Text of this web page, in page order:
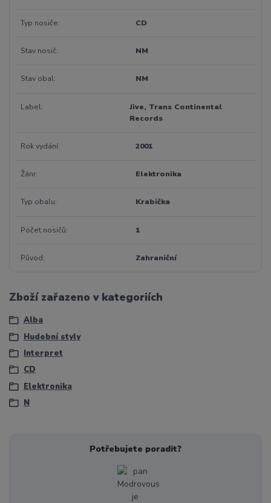
Typ nosiče CD
Stav nosič NM
Stav obal NM
Label
Jive, Trans Continental
Records
Rok vydání 2001
Žánr Elektronika
Typ obalu Krabička
Počet nosičů 1
Původ Zahraniční
Zboží zařazeno v kategoriích
Alba
Hudební styly
Interpret
CD
Elektronika
N
Potřebujete poradit?